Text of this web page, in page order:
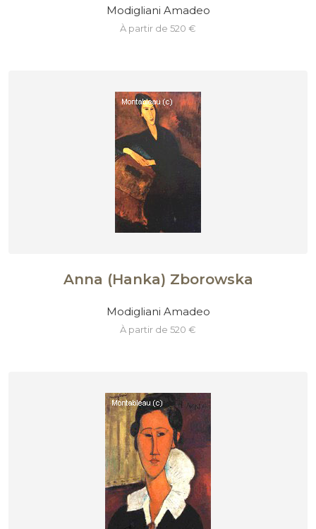
Modigliani Amadeo
à partir de 520 €
Anna (Hanka) Zborowska
Modigliani Amadeo
à partir de 520 €